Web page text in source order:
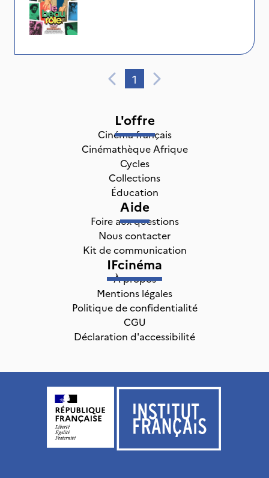
1
L'offre
Cinéma français
Cinémathèque Afrique
Cycles
Collections
Éducation
Aide
Foire aux questions
Nous contacter
Kit de communication
IFcinéma
À propos
Mentions légales
Politique de confidentialité
CGU
Déclaration d'accessibilité